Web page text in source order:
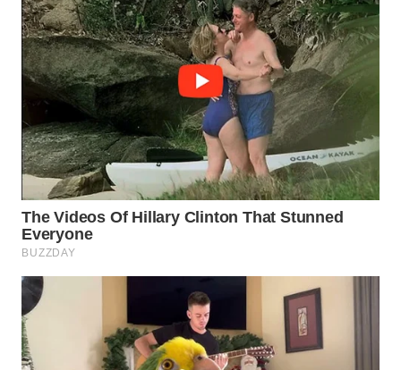
MADURA
WN
SURABAYA
WN
NATUNA
WN
BINTAN
WN
MANDALIKA